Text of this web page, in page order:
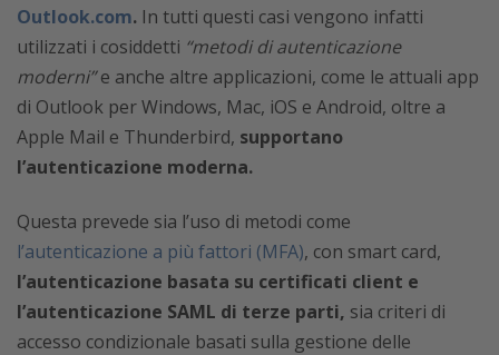
Outlook.com. In tutti questi casi vengono infatti
utilizzati i cosiddetti “metodi di autenticazione
moderni”e anche altre applicazioni, come le attuali app
di Outlook per Windows, Mac, iOS e Android, oltre a
Apple Mail e Thunderbird, supportano
l’autenticazione moderna.
Questa prevede sia l’uso di metodi come
l’autenticazione a più fattori (MFA), con smart card,
l’autenticazione basata su certificati client e
l’autenticazione SAML di terze parti, sia criteri di
accesso condizionale basati sulla gestione delle